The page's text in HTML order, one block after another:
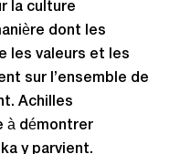
la culture
dont les
les valeurs et les
sur l’ensemble de
Achilles
à démontrer
y parvient.